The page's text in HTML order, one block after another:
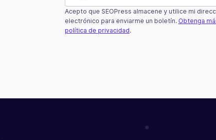
Este campo es un campo de validación
Acepto que SEOPress almacene y utilice mi
electrónico para enviarme un boletín. Obtenga
política de privacidad.